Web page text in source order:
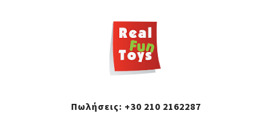
Πωλήσεις: +30 210 2162287